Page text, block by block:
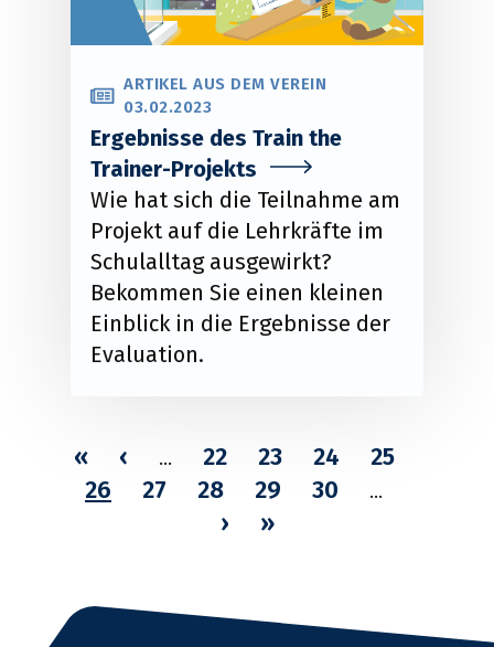
ARTIKEL AUS DEM VEREIN
03.02.2023
Ergebnisse des Train the
Trainer-Projekts
Wie hat sich die Teilnahme am
Projekt auf die Lehrkräfte im
Schulalltag ausgewirkt?
Bekommen Sie einen kleinen
Einblick in die Ergebnisse der
Evaluation.
« ‹ … Page
22 Page
23 Page
24 Page
25
Aktuelle
26 Page
27 Page
28 Page
29 Page
30 …
› »